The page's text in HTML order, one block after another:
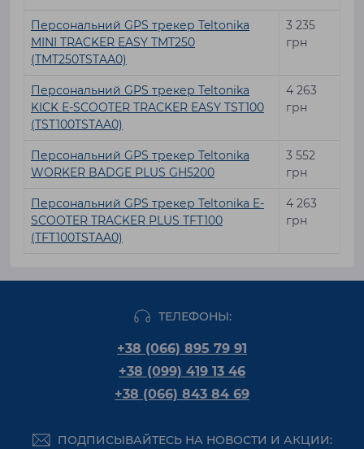
Персональний GPS трекер Teltonika
MINI TRACKER EASY TMT250
(TMT250TSTAA0)
3 235
грн
Персональний GPS трекер Teltonika
KICK E-SCOOTER TRACKER EASY TST100
(TST100TSTAA0)
4 263
грн
Персональний GPS трекер Teltonika
WORKER BADGE PLUS GH5200
3 552
грн
Персональний GPS трекер Teltonika E-
SCOOTER TRACKER PLUS TFT100
(TFT100TSTAA0)
4 263
грн
ТЕЛЕФОНЫ:
+38 (066) 895 79 91
+38 (099) 419 13 46
+38 (066) 843 84 69
ПОДПИСЫВАЙТЕСЬ НА НОВОСТИ И АКЦИИ: